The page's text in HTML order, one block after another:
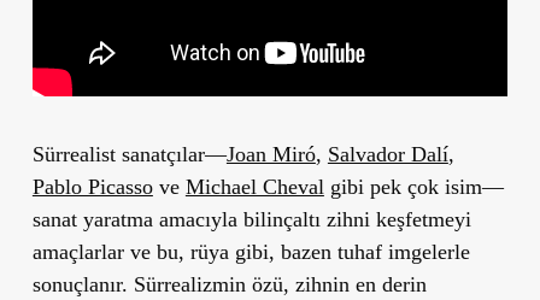
Sürrealist sanatçılar—Joan Miró, Salvador Dalí,
Pablo Picassove Michael Cheval gibi pek çok isim—
sanat yaratma amacıyla bilinçaltı zihni keşfetmeyi
amaçlarlar ve bu, rüya gibi, bazen tuhaf imgelerle
sonuçlanır. Sürrealizmin özü, zihnin en derin